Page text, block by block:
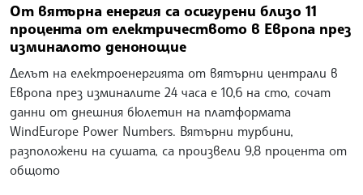
От вятърна енергия са осигурени близо 11
процента от електричеството в Европа през
изминалото денонощие
Делът на електроенергията от вятърни централи в
Европа през изминалите 24 часа е 10,6 на сто, сочат
данни от днешния бюлетин на платформата
WindEurope Power Numbers. Вятърни турбини,
разположени на сушата, са произвели 9,8 процента от
общото